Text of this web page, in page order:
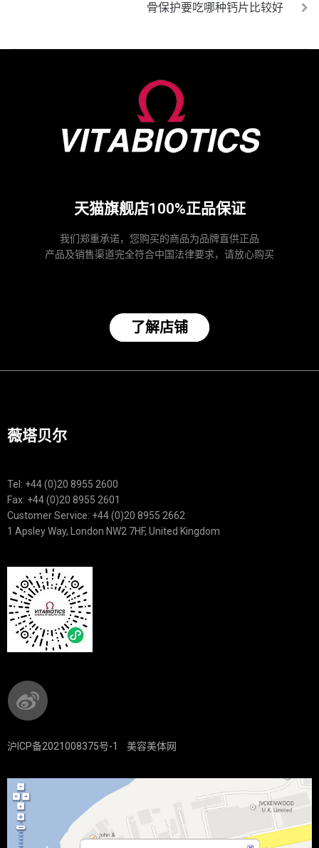
骨保护要吃哪种钙片比较好
天猫旗舰店100%正品保证
我们郑重承诺，您购买的商品为品牌直供正品
产品及销售渠道完全符合中国法律要求，请放心购买
了解店铺
薇塔贝尔
Tel: +44 (0)20 8955 2600
Fax: +44 (0)20 8955 2601
Customer Service: +44 (0)20 8955 2662
1 Apsley Way, London NW2 7HF, United Kingdom
沪ICP备2021008375号-1 美容美体网